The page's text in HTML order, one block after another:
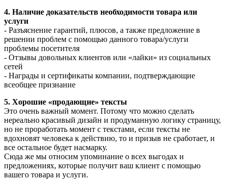
4. Наличие доказательств необходимости товара или
услуги
- Разъяснение гарантий, плюсов, а также предложение в
решении проблем с помощью данного товара/услуги
проблемы посетителя
- Отзывы довольных клиентов или «лайки» из социальных
сетей
- Награды и сертификаты компании, подтверждающие
всеобщее признание
5. Хорошие «продающие» тексты
Это очень важный момент. Потому что можно сделать
нереально красивый дизайн и продуманную логику страницу,
но не проработать момент с текстами, если тексты не
вдохновят человека к действию, то и призыв не сработает, и
все остальное будет насмарку.
Сюда же мы относим упоминание о всех выгодах и
предложениях, которые получит ваш клиент с помощью
вашего товара и услуги.